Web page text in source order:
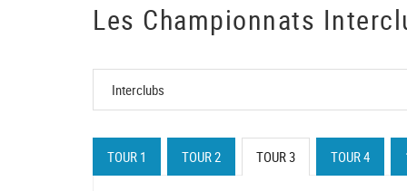
Les Championnats
TOUR 1 TOUR 2 TOUR 3 TOUR 4